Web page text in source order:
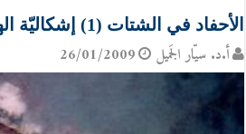
الأحفاد في الشتات (1) إشكاليّة الهوّية
أ.د. سيّار الجَميل 26/01/2009